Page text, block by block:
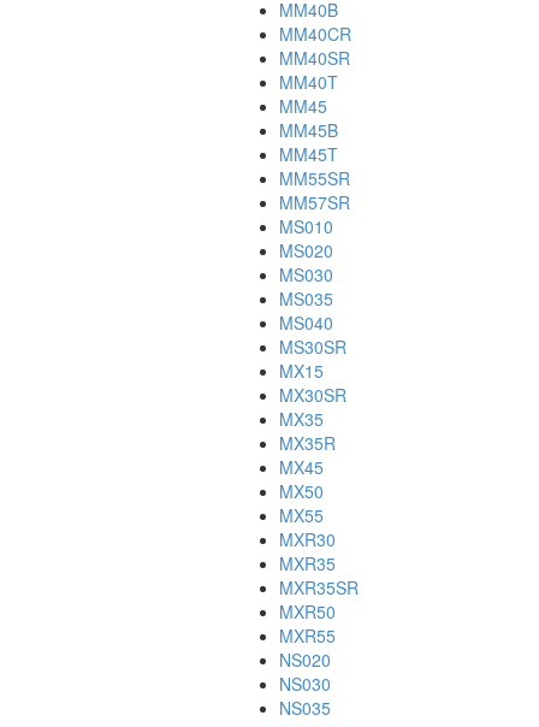
MM40B
MM40CR
MM40SR
MM40T
MM45
MM45B
MM45T
MM55SR
MM57SR
MS010
MS020
MS030
MS035
MS040
MS30SR
MX15
MX30SR
MX35
MX35R
MX45
MX50
MX55
MXR30
MXR35
MXR35SR
MXR50
MXR55
NS020
NS030
NS035